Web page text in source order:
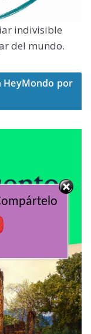
indivisible
del mundo.
HeyMondo por